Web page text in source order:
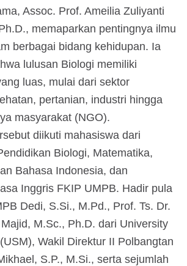
Assoc. Prof. Ameilia Zuliyanti
memaparkan pentingnya ilmu
berbagai bidang kehidupan. Ia
lulusan Biologi memiliki
luas, mulai dari sektor
pertanian, industri hingga
masyarakat (NGO).
diikuti mahasiswa dari
Biologi, Matematika,
Bahasa Indonesia, dan
Inggris FKIP UMPB. Hadir pula
Dedi, S.Si., M.Pd., Prof. Ts. Dr.
M.Sc., Ph.D. dari University
Wakil Direktur II Polbangtan
S.P., M.Si., serta sejumlah